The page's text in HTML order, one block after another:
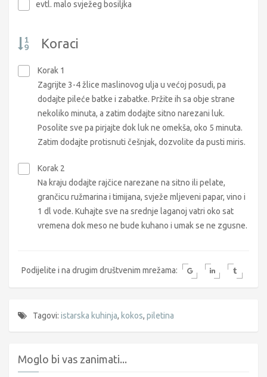
evtl. malo svježeg bosiljka
Koraci
Korak 1
Zagrijte 3-4 žlice maslinovog ulja u većoj posudi, pa
dodajte pileće batke i zabatke. Pržite ih sa obje strane
nekoliko minuta, a zatim dodajte sitno narezani luk.
Posolite sve pa pirjajte dok luk ne omekša, oko 5 minuta.
Zatim dodajte protisnuti češnjak, dozvolite da pusti miris.
Korak 2
Na kraju dodajte rajčice narezane na sitno ili pelate,
grančicu ružmarina i timijana, svježe mljeveni papar, vino i
1 dl vode. Kuhajte sve na srednje laganoj vatri oko sat
vremena dok meso ne bude kuhano i umak se ne zgusne.
Podijelite i na drugim društvenim mrežama:
Tagovi: istarska kuhinja, kokos, piletina
Moglo bi vas zanimati...